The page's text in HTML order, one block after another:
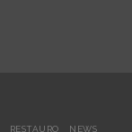
RESTAURO NEWS